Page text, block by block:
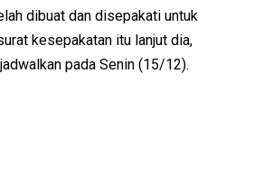
dibuat dan disepakati untuk
kesepakatan itu lanjut dia,
pada Senin (15/12).